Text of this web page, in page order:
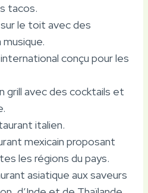
tacos.
le toit avec des
conçu pour les
grill avec des cocktails et
italien.
mexicain proposant
les régions du pays.
asiatique aux saveurs